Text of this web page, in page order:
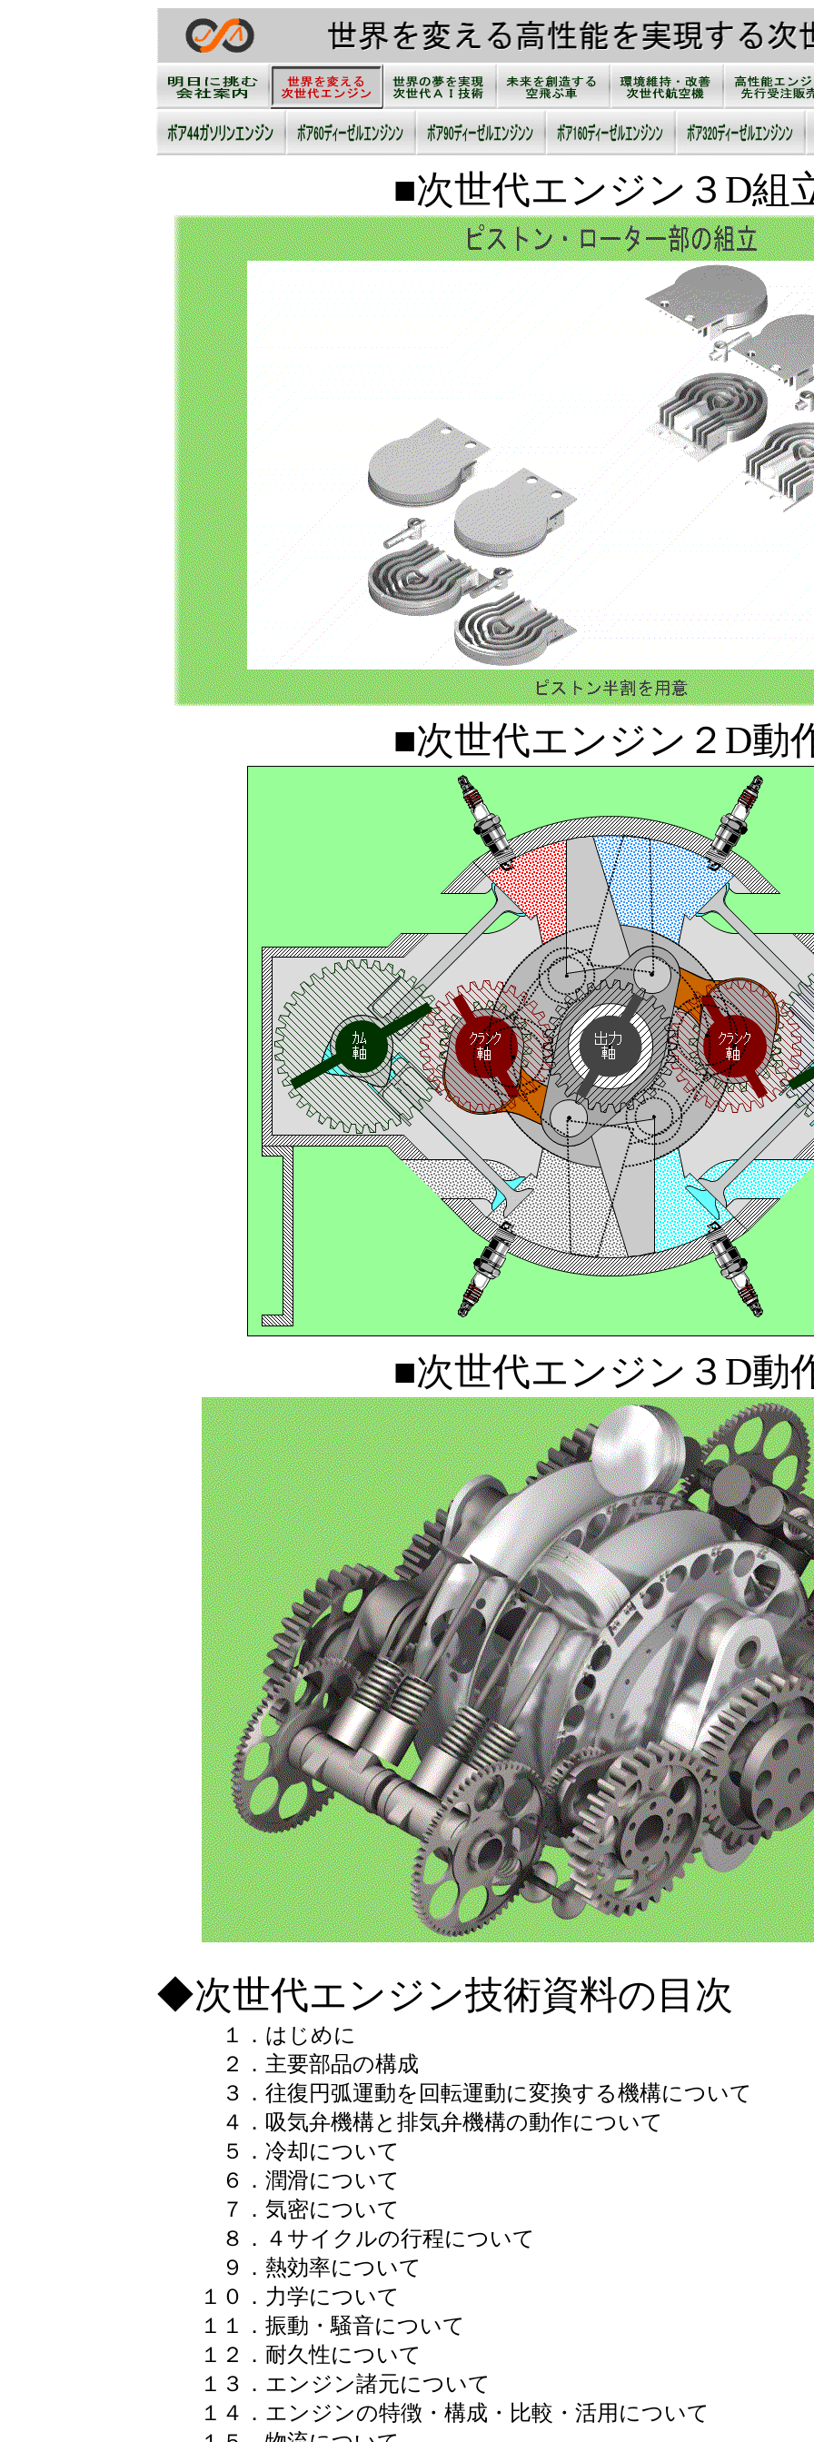
■次世代エンジン３D組
■次世代エンジン２D動
■次世代エンジン３D動
◆次世代エンジン技術資料の目次
１．はじめに
２．主要部品の構成
３．往復円弧運動を回転運動に変換する機構について
４．吸気弁機構と排気弁機構の動作について
５．冷却について
６．潤滑について
７．気密について
８．４サイクルの行程について
９．熱効率について
１０．力学について
１１．振動・騒音について
１２．耐久性について
１３．エンジン諸元について
１４．エンジンの特徴・構成・比較・活用について